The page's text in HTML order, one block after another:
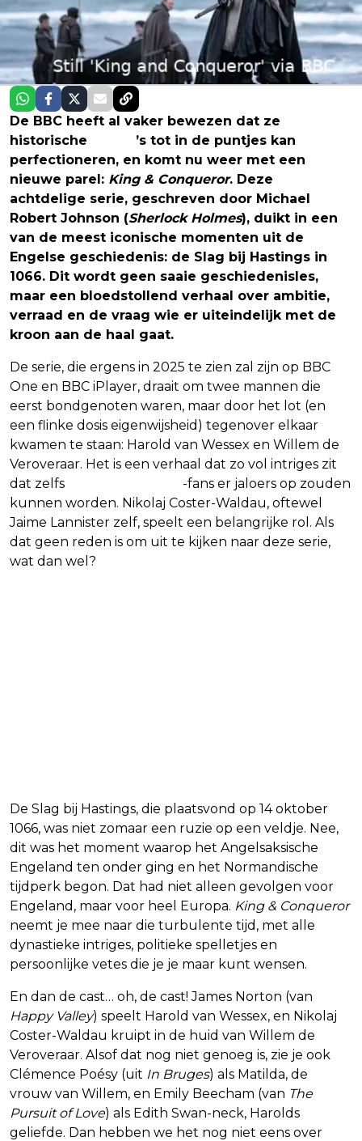
De BBC heeft al vaker bewezen dat ze
historische
’s tot in de puntjes kan
perfectioneren, en komt nu weer met een
nieuwe parel: King & Conqueror. Deze
achtdelige serie, geschreven door Michael
Robert Johnson (Sherlock Holmes), duikt in een
van de meest iconische momenten uit de
Engelse geschiedenis: de Slag bij Hastings in
1066. Dit wordt geen saaie geschiedenisles,
maar een bloedstollend verhaal over ambitie,
verraad en de vraag wie er uiteindelijk met de
kroon aan de haal gaat.
De serie, die ergens in 2025 te zien zal zijn op BBC
One en BBC iPlayer, draait om twee mannen die
eerst bondgenoten waren, maar door het lot (en
een flinke dosis eigenwijsheid) tegenover elkaar
kwamen te staan: Harold van Wessex en Willem de
Veroveraar. Het is een verhaal dat zo vol intriges zit
dat zelfs
-fans er jaloers op zouden
kunnen worden. Nikolaj Coster-Waldau, oftewel
Jaime Lannister zelf, speelt een belangrijke rol. Als
dat geen reden is om uit te kijken naar deze serie,
wat dan wel?
De Slag bij Hastings, die plaatsvond op 14 oktober
1066, was niet zomaar een ruzie op een veldje. Nee,
dit was het moment waarop het Angelsaksische
Engeland ten onder ging en het Normandische
tijdperk begon. Dat had niet alleen gevolgen voor
Engeland, maar voor heel Europa. King & Conqueror
neemt je mee naar die turbulente tijd, met alle
dynastieke intriges, politieke spelletjes en
persoonlijke vetes die je je maar kunt wensen.
En dan de cast… oh, de cast! James Norton (van
Happy Valley) speelt Harold van Wessex, en Nikolaj
Coster-Waldau kruipt in de huid van Willem de
Veroveraar. Alsof dat nog niet genoeg is, zie je ook
Clémence Poésy (uit In Bruges) als Matilda, de
vrouw van Willem, en Emily Beecham (van The
Pursuit of Love) als Edith Swan-neck, Harolds
geliefde. Dan hebben we het nog niet eens over